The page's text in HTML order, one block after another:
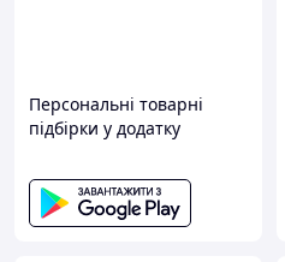
Персональні товарні
підбірки у додатку